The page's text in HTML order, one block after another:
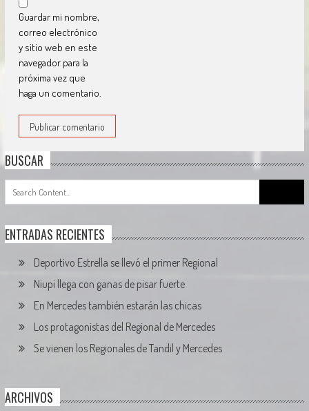
Guardar mi nombre,
correo electrónico
y sitio web en este
navegador para la
próxima vez que
haga un comentario.
BUSCAR
for:
ENTRADAS RECIENTES
Deportivo Estrella se llevó el primer Regional
Niupi llega con ganas de pisar fuerte
En Mercedes también estarán las chicas
Los protagonistas del Regional de Mercedes
Se vienen los Regionales de Tandil y Mercedes
ARCHIVOS